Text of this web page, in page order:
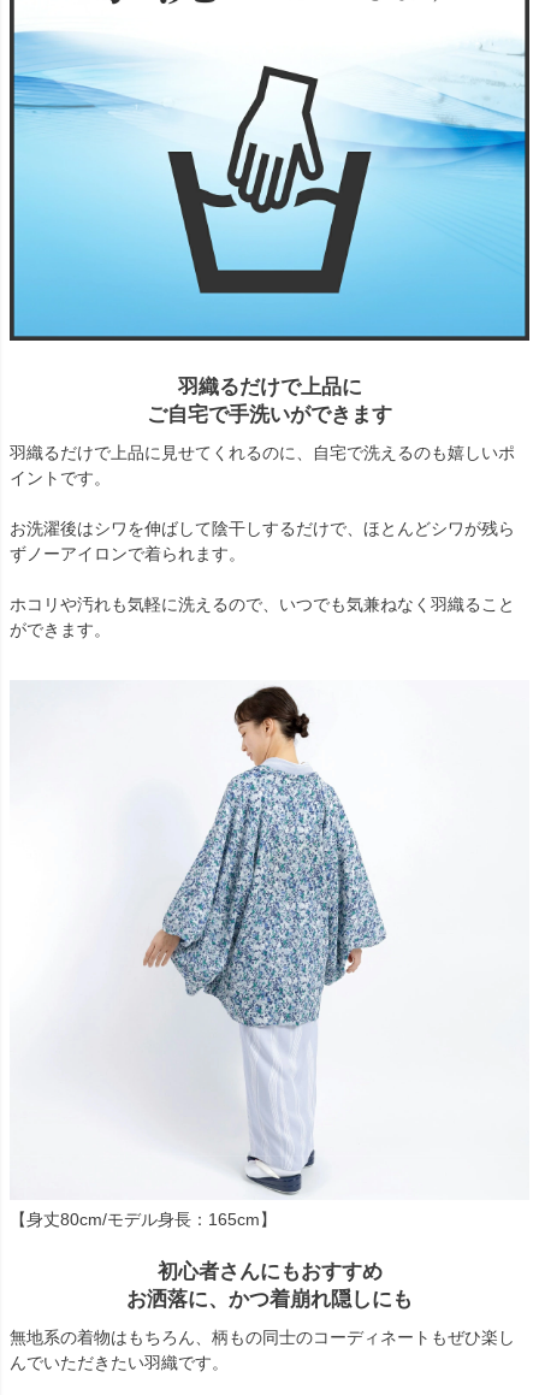
羽織るだけで上品に
ご自宅で手洗いができます
羽織るだけで上品に見せてくれるのに、自宅で洗えるのも嬉しいポ
イントです。
お洗濯後はシワを伸ばして陰干しするだけで、ほとんどシワが残ら
ずノーアイロンで着られます。
ホコリや汚れも気軽に洗えるので、いつでも気兼ねなく羽織ること
ができます。
【身丈80cm/モデル身長：165cm】
初心者さんにもおすすめ
お洒落に、かつ着崩れ隠しにも
無地系の着物はもちろん、柄もの同士のコーディネートもぜひ楽し
んでいただきたい羽織です。